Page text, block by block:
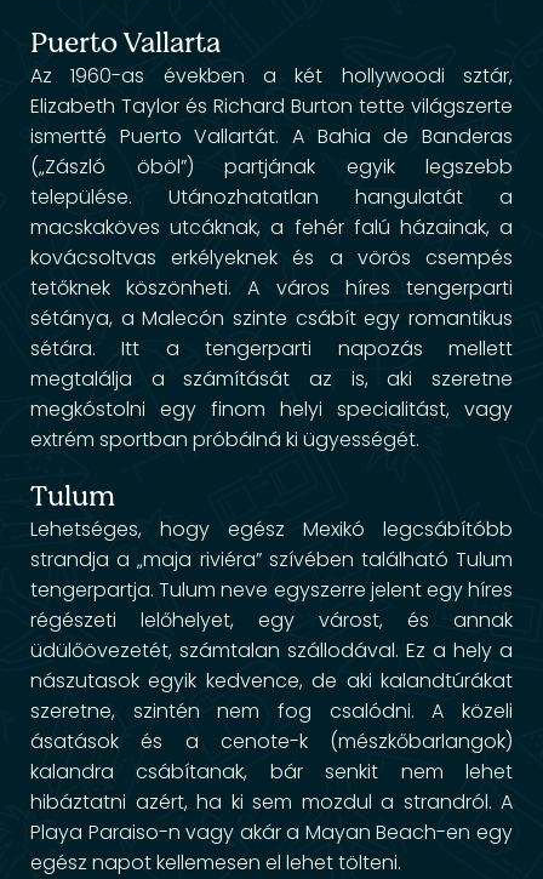
Puerto Vallarta
Az 1960-as években a két hollywoodi sztár,
Elizabeth Taylor és Richard Burton tette világszerte
ismertté Puerto Vallartát. A Bahia de Banderas
(„Zászló öböl”) partjának egyik legszebb
települése. Utánozhatatlan hangulatát a
macskaköves utcáknak, a fehér falú házainak, a
kovácsoltvas erkélyeknek és a vörös csempés
tetőknek köszönheti. A város híres tengerparti
sétánya, a Malecón szinte csábít egy romantikus
sétára. Itt a tengerparti napozás mellett
megtalálja a számítását az is, aki szeretne
megkóstolni egy finom helyi specialitást, vagy
extrém sportban próbálná ki ügyességét.
Tulum
Lehetséges, hogy egész Mexikó legcsábítóbb
strandja a „maja riviéra” szívében található Tulum
tengerpartja. Tulum neve egyszerre jelent egy híres
régészeti lelőhelyet, egy várost, és annak
üdülőövezetét, számtalan szállodával. Ez a hely a
nászutasok egyik kedvence, de aki kalandtúrákat
szeretne, szintén nem fog csalódni. A közeli
ásatások és a cenote-k (mészkőbarlangok)
kalandra csábítanak, bár senkit nem lehet
hibáztatni azért, ha ki sem mozdul a strandról. A
Playa Paraiso-n vagy akár a Mayan Beach-en egy
egész napot kellemesen el lehet tölteni.